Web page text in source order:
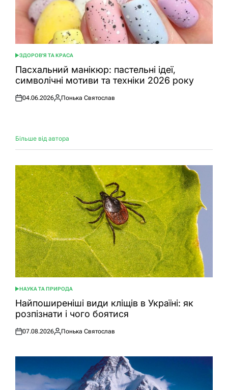
ОПУБЛІКУВАТИ
У
ЗДОРОВ'Я ТА КРАСА
Пасхальний манікюр: пастельні ідеї,
символічні мотиви та техніки 2026 року
Оприлюднено
04.06.2026
Опубліковано
Понька Святослав
Більше від автора
ОПУБЛІКУВАТИ
У
НАУКА ТА ПРИРОДА
Найпоширеніші види кліщів в Україні: як
розпізнати і чого боятися
Оприлюднено
07.08.2026
Опубліковано
Понька Святослав